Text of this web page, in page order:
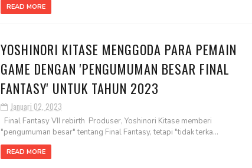
READ MORE
YOSHINORI KITASE MENGGODA PARA PEMAIN
GAME DENGAN 'PENGUMUMAN BESAR FINAL
FANTASY' UNTUK TAHUN 2023
Januari 02, 2023
Final Fantasy VII rebirth Produser, Yoshinori Kitase memberi
"pengumuman besar" tentang Final Fantasy, tetapi "tidak terka...
READ MORE